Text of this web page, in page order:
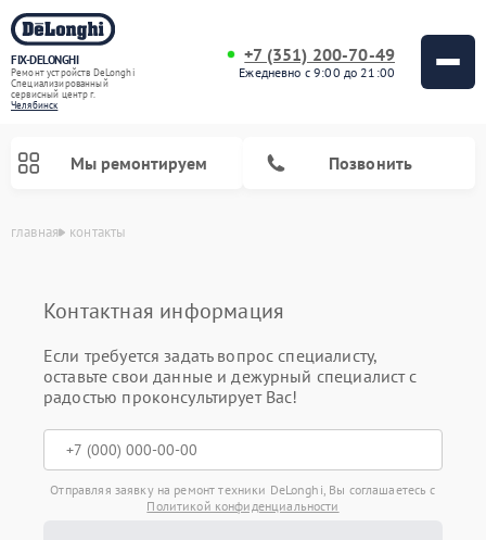
FIX-DELONGHI
Ремонт устройств DeLonghi
Специализированный
cервисный центр г.
Челябинск
+7 (351) 200-70-49
Ежедневно с 9:00 до 21:00
Мы ремонтируем Позвонить
главная контакты
Контактная информация
Если требуется задать вопрос специалисту,
оставьте свои данные и дежурный специалист с
радостью проконсультирует Вас!
Отправляя заявку на ремонт техники DeLonghi, Вы соглашаетесь с
Политикой конфиденциальности